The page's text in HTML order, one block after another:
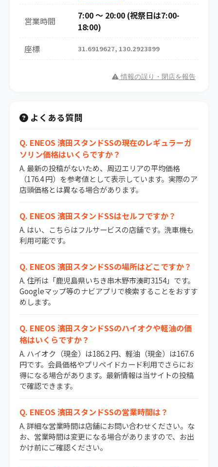
営業時間
7:00 ～ 20:00 (祝祭日は7:00-
18:00)
座標
31.6919627, 130.2923899
情報の誤り・閉店を報告
よくある質問
Q. ENEOS 濱田スタンドSSの現在のレギュラーガ
ソリン価格はいくらですか？
A. 最新の投稿がないため、周辺エリアの平均価格
（176.4 円）を参考値として表示しています。実際のア
店頭価格とは異なる場合があります。
Q. ENEOS 濱田スタンドSSはセルフですか？
A. はい、こちらはフルサービスの店舗です。洗車機も
利用可能です。
Q. ENEOS 濱田スタンドSSの場所はどこですか？
A. 住所は「鹿児島県いちき串木野市湊町3154」です。
Googleマップ等のナビアプリで検索することをおすす
めします。
Q. ENEOS 濱田スタンドSSのハイオクや軽油の価
格はいくらですか？
A. ハイオク（現金）は186.2 円、軽油（現金）は167.6
円です。会員価格やプリペイドカード利用でさらにお
得になる場合があります。最新情報は当サイトの投稿
で確認できます。
Q. ENEOS 濱田スタンドSSの営業時間は？
A. 詳細な営業時間は店舗にお問い合わせください。な
お、営業時間は変更になる場合がありますので、お出
かけ前にご確認ください。